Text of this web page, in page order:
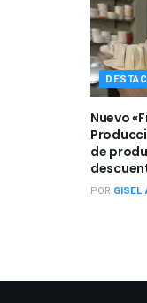
Nuevo
de
POR GISEL